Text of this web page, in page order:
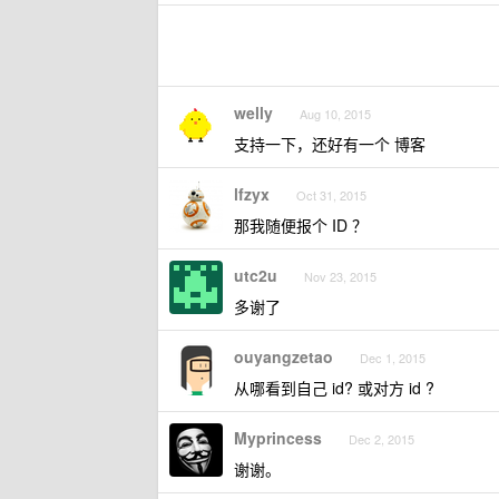
welly Aug 10, 2015
支持一下，还好有一个 博客
lfzyx Oct 31, 2015
那我随便报个 ID ？
utc2u Nov 23, 2015
多谢了
ouyangzetao Dec 1, 2015
从哪看到自己 id? 或对方 id ?
Myprincess Dec 2, 2015
谢谢。